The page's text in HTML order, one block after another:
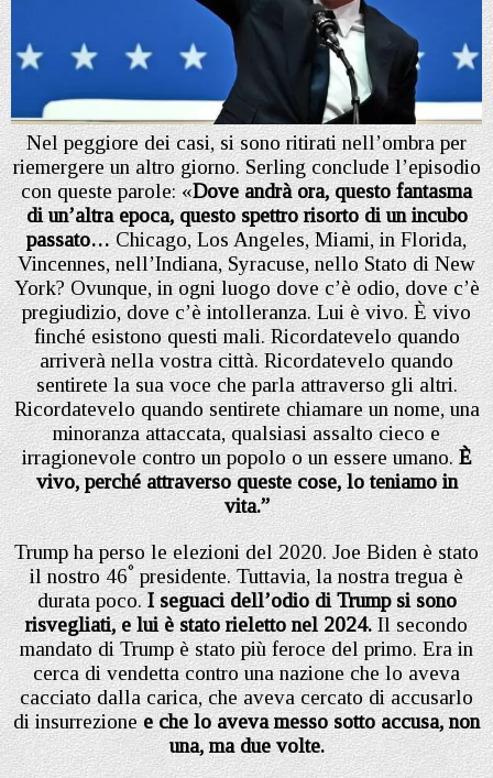
Nel peggiore dei casi, si sono ritirati nell’ombra per
riemergere un altro giorno. Serling conclude l’episodio
con queste parole: «Dove andrà ora, questo fantasma
di un’altra epoca, questo spettro risorto di un incubo
passato…Chicago, Los Angeles, Miami, in Florida,
Vincennes, nell’Indiana, Syracuse, nello Stato di New
York? Ovunque, in ogni luogo dove c’è odio, dove c’è
pregiudizio, dove c’è intolleranza. Lui è vivo. È vivo
finché esistono questi mali. Ricordatevelo quando
arriverà nella vostra città. Ricordatevelo quando
sentirete la sua voce che parla attraverso gli altri.
Ricordatevelo quando sentirete chiamare un nome, una
minoranza attaccata, qualsiasi assalto cieco e
irragionevole contro un popolo o un essere umano.È
vivo, perché attraverso queste cose, lo teniamo in
vita.”
Trump ha perso le elezioni del 2020. Joe Biden è stato
il nostro 46° presidente. Tuttavia, la nostra tregua è
durata poco.I seguaci dell’odio di Trump si sono
risvegliati, e lui è stato rieletto nel 2024. Il secondo
mandato di Trump è stato più feroce del primo. Era in
cerca di vendetta contro una nazione che lo aveva
cacciato dalla carica, che aveva cercato di accusarlo
di insurrezionee che lo aveva messo sotto accusa, non
una, ma due volte.